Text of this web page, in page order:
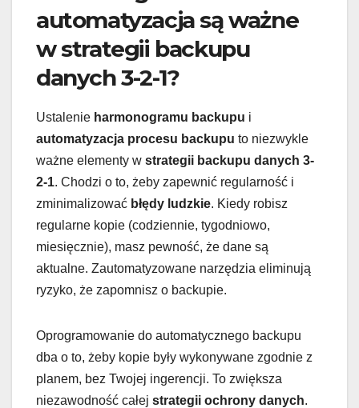
automatyzacja są ważne
w strategii backupu
danych 3-2-1?
Ustalenie harmonogramu backupu i
automatyzacja procesu backupu to niezwykle
ważne elementy w strategii backupu danych 3-
2-1. Chodzi o to, żeby zapewnić regularność i
zminimalizować błędy ludzkie. Kiedy robisz
regularne kopie (codziennie, tygodniowo,
miesięcznie), masz pewność, że dane są
aktualne. Zautomatyzowane narzędzia eliminują
ryzyko, że zapomnisz o backupie.
Oprogramowanie do automatycznego backupu
dba o to, żeby kopie były wykonywane zgodnie z
planem, bez Twojej ingerencji. To zwiększa
niezawodność całej strategii ochrony danych.